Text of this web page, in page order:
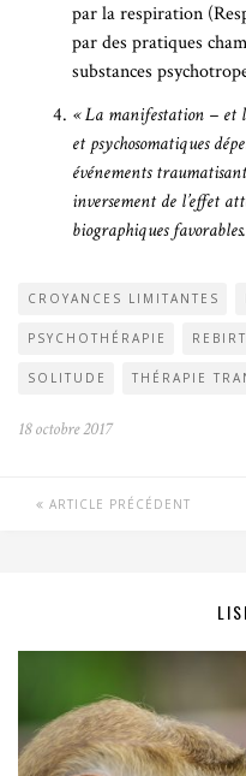
par la respiration
par des pratiques
substances
« La manifestation – et
et psychosomatiques
événements
inversement de l’effet
biographiques
CROYANCES LIMITANTES
PSYCHOTHÉRAPIE
SOLITUDE THÉRAPIE
18 octobre 2017
ARTICLE PRÉCÉDENT